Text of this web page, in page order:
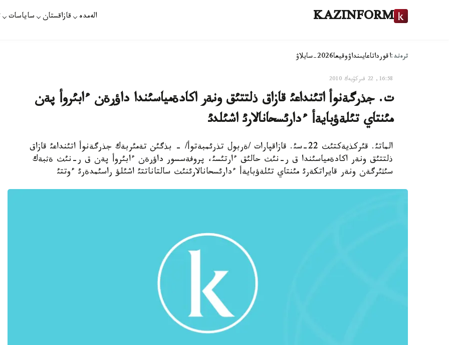
KAZINFORM الەمدە قازاقستان ساياسات
ترەند:اقورداتاعايىنداۋوقيعا2026-سايلاۋ
16:58, 22 قىركۇيەك 2010
ت. جذرگةنوأ اتئنداعئ قازاق ذلتتئق ونةر اكادةمياسئندا داؤرةن ءابئروأ پةن
مئنتاي تئلةؤبايةأ ءدارئسحانالارئ اشئلدئ
الماتئ. قئركذيةكتئث 22-سئ. قازاقپارات /ةربول تذرئمبةتوأ/ - بذگئن تةمئربةك جذرگةنوأ اتئنداعئ قازاق
ذلتتئق ونةر اكادةمياسئندا ق ر-نئث حالئق ءارتئسئ، پروفةسسور داؤرةن ءابئروأ پةن ق ر-نئث ةثبةك
سئثئرگةن ونةر قايراتكةرئ مئنتاي تئلةؤبايةأ ءدارئسحانالارئنئث سالتاناتتئ اشئلؤ راسئمدةرئ ءوتتئ